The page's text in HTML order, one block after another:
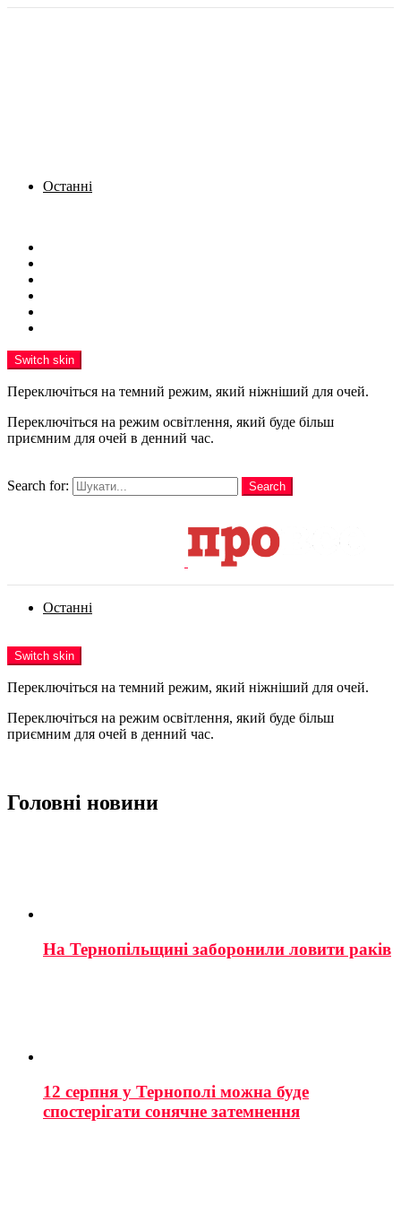
Останні
Switch skin
Переключіться на темний режим, який ніжніший для очей.
Переключіться на режим освітлення, який буде більш
приємним для очей в денний час.
Search for:
Search
Останні
Switch skin
Переключіться на темний режим, який ніжніший для очей.
Переключіться на режим освітлення, який буде більш
приємним для очей в денний час.
Головні новини
На Тернопільщині заборонили ловити раків
12 серпня у Тернополі можна буде
спостерігати сонячне затемнення